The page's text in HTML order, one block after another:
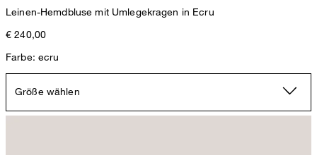
Leinen-Hemdbluse mit Umlegekragen in Ecru
€ 240,00
Farbe: ecru
Größe wählen